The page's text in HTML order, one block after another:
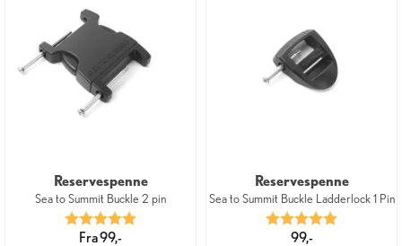
Reservespenne
Sea to Summit Buckle 2 pin
Karakter:
Fra 99,-
Reservespenne
Sea to Summit Buckle Ladderlock 1 Pin
Karakter:
99,-